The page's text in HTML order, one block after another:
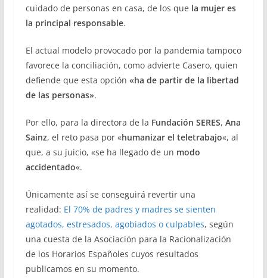
cuidado de personas en casa, de los que la mujer es
la principal responsable.
El actual modelo provocado por la pandemia tampoco
favorece la conciliación, como advierte Casero, quien
defiende que esta opción «ha de partir de la libertad
de las personas».
Por ello, para la directora de la Fundación SERES, Ana
Sainz, el reto pasa por «humanizar el teletrabajo«, al
que, a su juicio, «se ha llegado de un modo
accidentado«.
Únicamente así se conseguirá revertir una
realidad: El 70% de padres y madres se sienten
agotados, estresados, agobiados o culpables, según
una cuesta de la Asociación para la Racionalización
de los Horarios Españoles cuyos resultados
publicamos en su momento.